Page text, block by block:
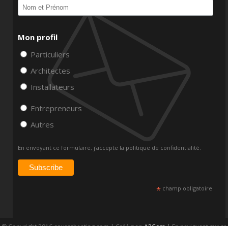
Mon profil
Particuliers
Architectes
Installateurs
Entrepreneurs
Autres
En envoyant ce formulaire, j'accepte la politique de confidentialité.
* champ obligatoire